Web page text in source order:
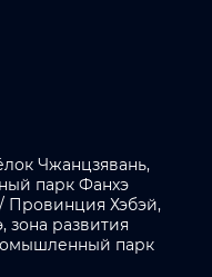
Чжанцзявань,
парк Фанхэ
/ Провинция Хэбэй,
зона развития
парк